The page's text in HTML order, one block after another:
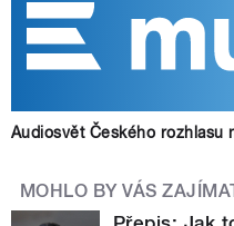
Audiosvět Českého rozhlasu
MOHLO BY VÁS